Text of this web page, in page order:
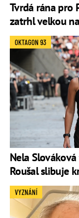
Tvrdá rána pro
zatrhl velkou
Nela
Roušal slibuje
OKTAGON 93
VYZNÁNÍ